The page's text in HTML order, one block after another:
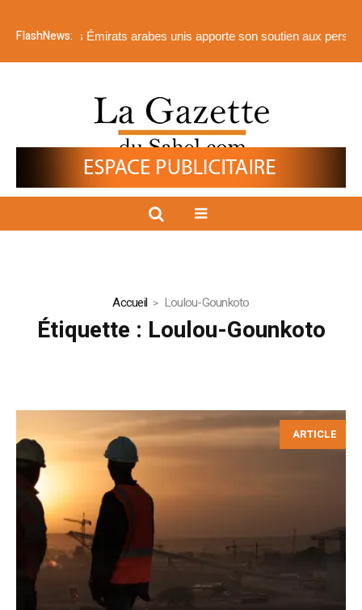
FlashNews:des Émirats arabes unis apporte son soutien aux personnes
Accueil Loulou-Gounkoto
Étiquette : Loulou-Gounkoto
ARTICLE